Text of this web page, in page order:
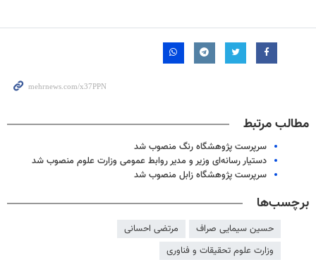
مطالب مرتبط
سرپرست پژوهشگاه رنگ منصوب شد
دستیار رسانه‌ای وزیر و مدیر روابط عمومی وزارت علوم منصوب شد
سرپرست پژوهشگاه زابل منصوب شد
برچسب‌ها
حسین سیمایی صراف
مرتضی احسانی
وزارت علوم تحقیقات و فناوری